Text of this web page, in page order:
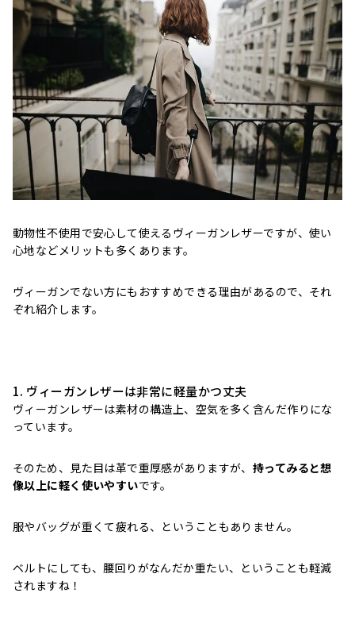
動物性不使用で安心して使えるヴィーガンレザーですが、使い
心地などメリットも多くあります。
ヴィーガンでない方にもおすすめできる理由があるので、それ
ぞれ紹介します。
1. ヴィーガンレザーは非常に軽量かつ丈夫
ヴィーガンレザーは素材の構造上、空気を多く含んだ作りにな
っています。
そのため、見た目は革で重厚感がありますが、 持ってみると想
像以上に軽く使いやすいです。
服やバッグが重くて疲れる、ということもありません。
ベルトにしても、腰回りがなんだか重たい、ということも軽減
されますね！